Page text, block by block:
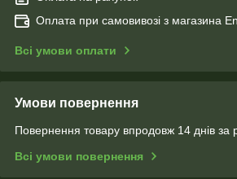
Оплата при самовивозі з магазина
Всі умови оплати
Умови повернення
Повернення товару впродовж 14 днів за
Всі умови повернення